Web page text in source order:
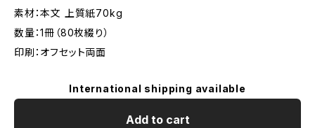
素材：本文 上質紙70kg
数量：1冊（80枚綴り）
印刷：オフセット両面
International shipping available
Add to cart